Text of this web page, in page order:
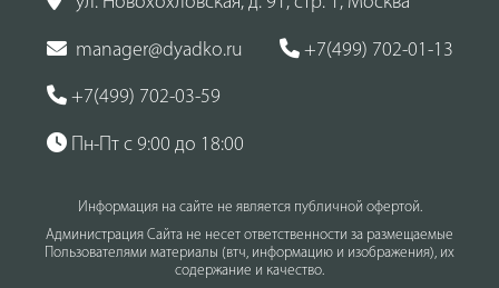
manager@dyadko.ru +7(499) 702-01-13
+7(499) 702-03-59
Пн-Пт с 9:00 до 18:00
Информация на сайте не является публичной офертой.
Администрация Сайта не несет ответственности за размещаемые
Пользователями материалы (втч, информацию и изображения), их
содержание и качество.